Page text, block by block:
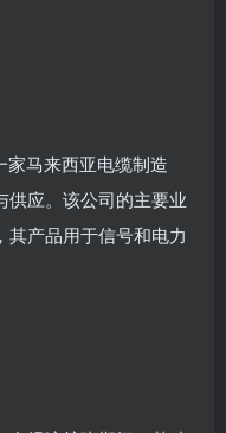
家马来西亚电缆制造
供应。该公司的主要业
产品用于信号和电力